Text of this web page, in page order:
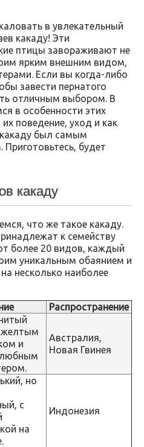
в увлекательный
какаду! Эти
птицы завораживают не
ярким внешним видом,
Если вы когда-либо
завести пернатого
отличным выбором. В
в особенности этих
поведение, уход и как
был самым
будет
какаду
что же такое какаду.
к семейству
более 20 видов, каждый
уникальным обаянием и
несколько наиболее
Распространение
желтым
и
Австралия,
Новая Гвинея
но
с
на
Индонезия